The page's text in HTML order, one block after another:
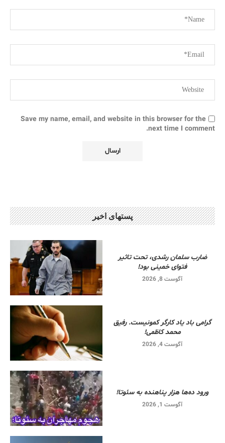
Save my name, email, and website in this browser for the
next time I comment.
پستهای اخیر
ضارب سلمان رشدی، تحت تاثیر
فتوای خمینی بود!
آگوست 8, 2026
گرامی باد یاد کارگر کمونیست. رفیق
محمد کاظمی!
آگوست 4, 2026
ورود ده‌ها هزار پناهنده به سئوتا!
آگوست 1, 2026